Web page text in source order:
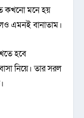
কখনো মনে হয়
এমনই বানাতাম।
হবে
নিয়ে। তার সরল